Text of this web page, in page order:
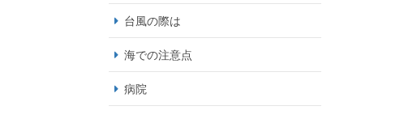
台風の際は
海での注意点
病院